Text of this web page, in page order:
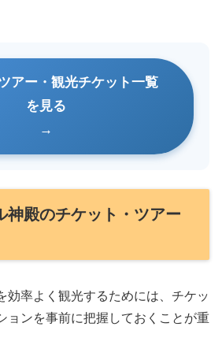
アー・観光チケット一覧
を見る
神殿のチケット・ツアー
効率よく観光するためには、チケッ
ョンを事前に把握しておくことが重